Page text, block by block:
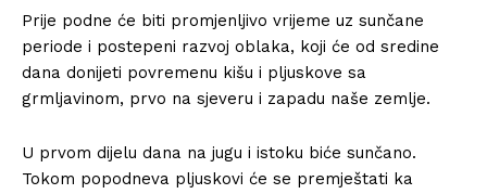
Prije podne će biti promjenljivo vrijeme uz sunčane
periode i postepeni razvoj oblaka, koji će od sredine
dana donijeti povremenu kišu i pljuskove sa
grmljavinom, prvo na sjeveru i zapadu naše zemlje.
U prvom dijelu dana na jugu i istoku biće sunčano.
Tokom popodneva pljuskovi će se premještati ka